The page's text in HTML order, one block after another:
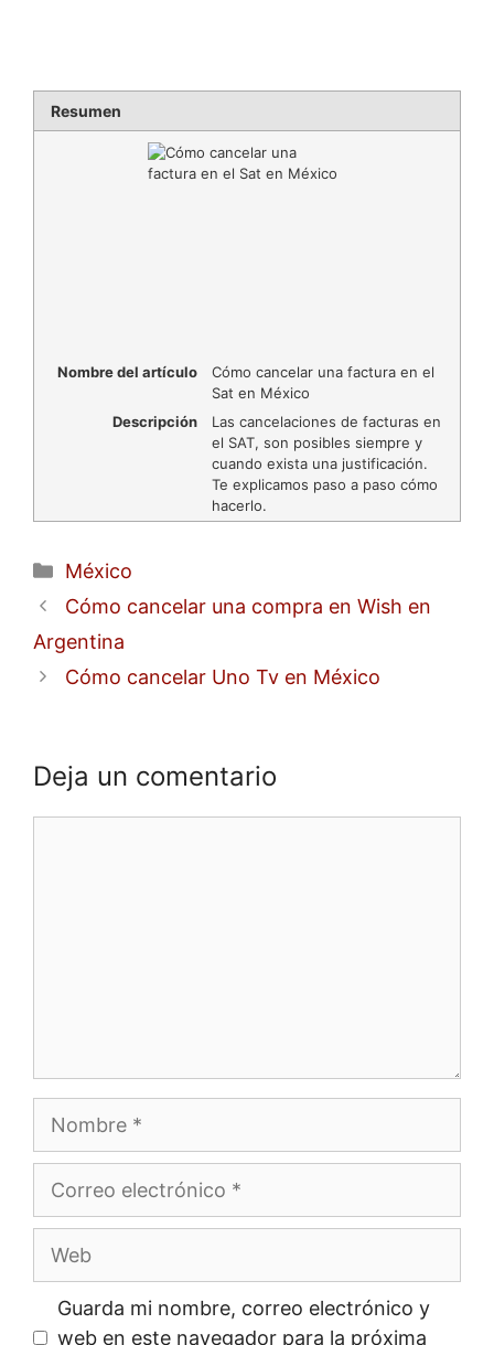
Resumen
Nombre del artículo
Cómo cancelar una factura en el
Sat en México
Descripción
Las cancelaciones de facturas en
el SAT, son posibles siempre y
cuando exista una justificación.
Te explicamos paso a paso cómo
hacerlo.
Categorías
México
Cómo cancelar una compra en Wish en
Argentina
Cómo cancelar Uno Tv en México
Deja un comentario
Correo
Guarda mi nombre, correo electrónico y
web en este navegador para la próxima